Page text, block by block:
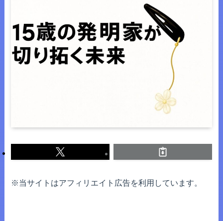
※当サイトはアフィリエイト広告を利用しています。